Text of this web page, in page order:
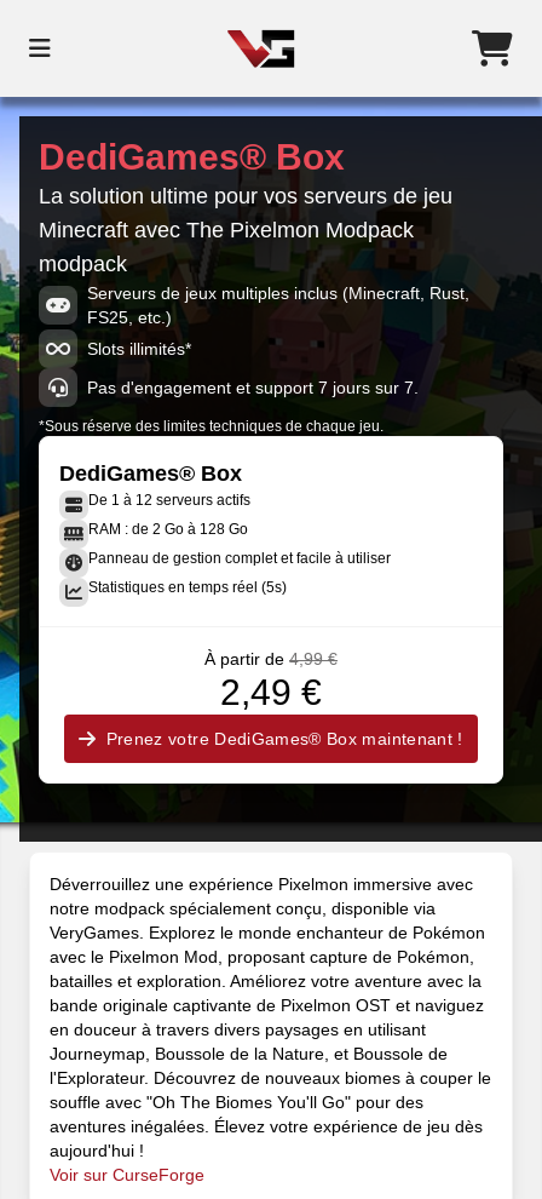
DediGames® Box
La solution ultime pour vos serveurs de jeu
Minecraft avec The Pixelmon Modpack
modpack
Serveurs de jeux multiples inclus (Minecraft, Rust,
FS25, etc.)
Slots illimités*
Pas d'engagement et support 7 jours sur 7.
*Sous réserve des limites techniques de chaque jeu.
DediGames® Box
De 1 à 12 serveurs actifs
RAM : de 2 Go à 128 Go
Panneau de gestion complet et facile à utiliser
Statistiques en temps réel (5s)
À partir de 4,99 €
2,49 €
Prenez votre DediGames® Box maintenant !
Déverrouillez une expérience Pixelmon immersive avec
notre modpack spécialement conçu, disponible via
VeryGames. Explorez le monde enchanteur de Pokémon
avec le Pixelmon Mod, proposant capture de Pokémon,
batailles et exploration. Améliorez votre aventure avec la
bande originale captivante de Pixelmon OST et naviguez
en douceur à travers divers paysages en utilisant
Journeymap, Boussole de la Nature, et Boussole de
l'Explorateur. Découvrez de nouveaux biomes à couper le
souffle avec "Oh The Biomes You'll Go" pour des
aventures inégalées. Élevez votre expérience de jeu dès
aujourd'hui !
Voir sur CurseForge